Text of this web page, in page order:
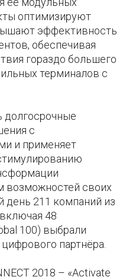
оптимизируют
эффективность
обеспечивая
гораздо большего
терминалов с
долгосрочные
с
и применяет
возможностей своих
день 211 компаний из
48
100) выбрали
партнёра.
2018 – «Activate